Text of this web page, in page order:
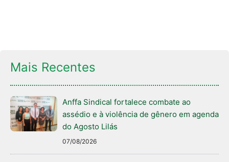
Mais Recentes
Anffa Sindical fortalece combate ao
assédio e à violência de gênero em agenda
do Agosto Lilás
07/08/2026